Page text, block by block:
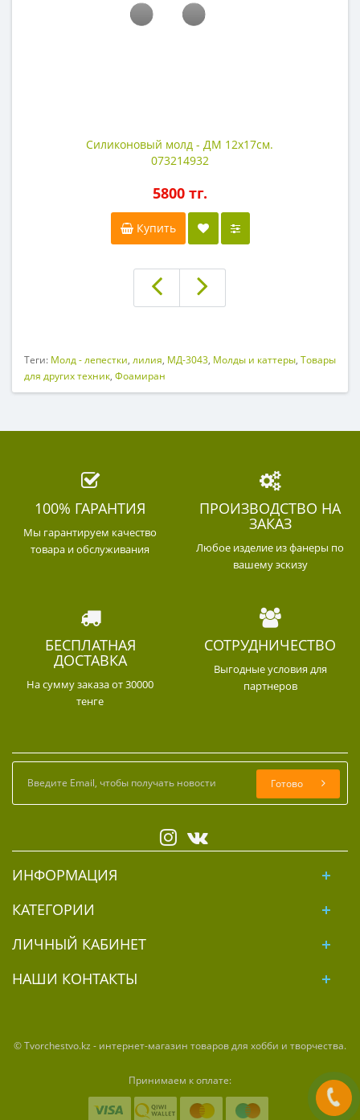
Силиконовый молд - ДМ 12х17см.
073214932
5800 тг.
Купить
Теги: Молд - лепестки, лилия, МД-3043, Молды и каттеры, Товары
для других техник, Фоамиран
100% ГАРАНТИЯ
Мы гарантируем качество
товара и обслуживания
ПРОИЗВОДСТВО НА
ЗАКАЗ
Любое изделие из фанеры по
вашему эскизу
БЕСПЛАТНАЯ
ДОСТАВКА
На сумму заказа от 30000
тенге
СОТРУДНИЧЕСТВО
Выгодные условия для
партнеров
Готово
ИНФОРМАЦИЯ
КАТЕГОРИИ
ЛИЧНЫЙ КАБИНЕТ
НАШИ КОНТАКТЫ
© Tvorchestvo.kz - интернет-магазин товаров для хобби и творчества.
Принимаем к оплате: